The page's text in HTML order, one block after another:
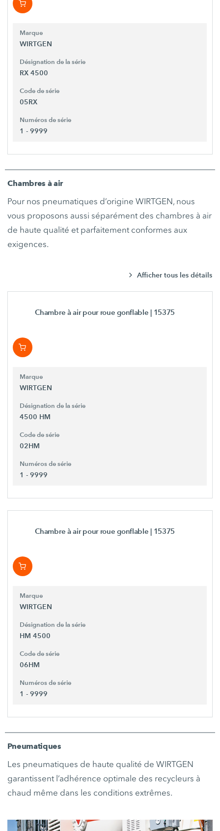
Marque
WIRTGEN
Désignation de la série
RX 4500
Code de série
05RX
Numéros de série
1 - 9999
Chambres à air
Pour nos pneumatiques d’origine WIRTGEN, nous
vous proposons aussi séparément des chambres à air
de haute qualité et parfaitement conformes aux
exigences.
Afficher tous les détails
Chambre à air pour roue gonflable | 15375
Marque
WIRTGEN
Désignation de la série
4500 HM
Code de série
02HM
Numéros de série
1 - 9999
Chambre à air pour roue gonflable | 15375
Marque
WIRTGEN
Désignation de la série
HM 4500
Code de série
06HM
Numéros de série
1 - 9999
Pneumatiques
Les pneumatiques de haute qualité de WIRTGEN
garantissent l’adhérence optimale des recycleurs à
chaud même dans les conditions extrêmes.